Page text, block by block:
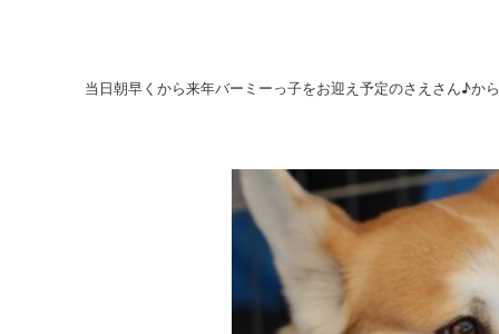
当日朝早くから来年バーミーっ子をお迎え予定のさえさん♪か